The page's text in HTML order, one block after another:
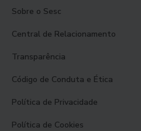
Sobre o Sesc
Central de Relacionamento
Transparência
Código de Conduta e Ética
Política de Privacidade
Política de Cookies